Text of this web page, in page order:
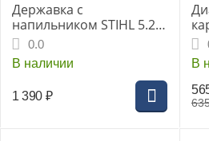
Державка с
напильником STIHL 5.2
мм (3/8")
0.0
В наличии
1 390 ₽
В